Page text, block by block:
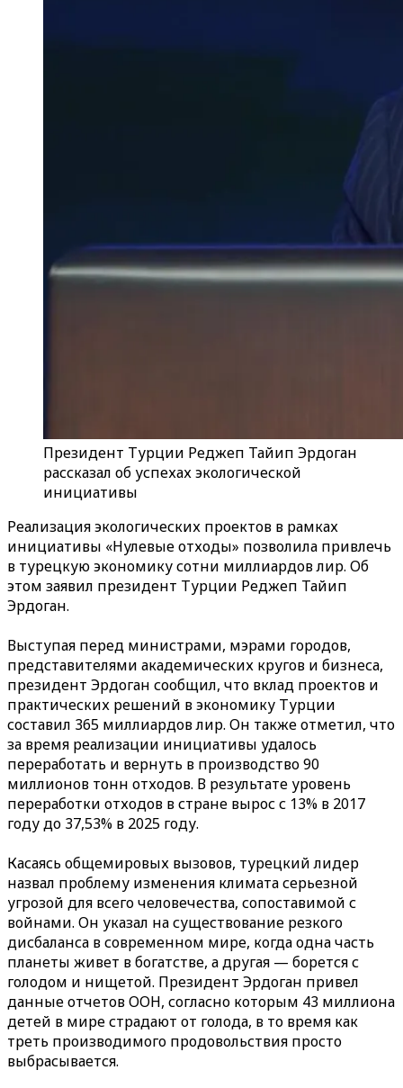
Президент Турции Реджеп Тайип Эрдоган
рассказал об успехах экологической
инициативы
Реализация экологических проектов в рамках
инициативы «Нулевые отходы» позволила привлечь
в турецкую экономику сотни миллиардов лир. Об
этом заявил президент Турции Реджеп Тайип
Эрдоган.
Выступая перед министрами, мэрами городов,
представителями академических кругов и бизнеса,
президент Эрдоган сообщил, что вклад проектов и
практических решений в экономику Турции
составил 365 миллиардов лир. Он также отметил, что
за время реализации инициативы удалось
переработать и вернуть в производство 90
миллионов тонн отходов. В результате уровень
переработки отходов в стране вырос с 13% в 2017
году до 37,53% в 2025 году.
Касаясь общемировых вызовов, турецкий лидер
назвал проблему изменения климата серьезной
угрозой для всего человечества, сопоставимой с
войнами. Он указал на существование резкого
дисбаланса в современном мире, когда одна часть
планеты живет в богатстве, а другая — борется с
голодом и нищетой. Президент Эрдоган привел
данные отчетов ООН, согласно которым 43 миллиона
детей в мире страдают от голода, в то время как
треть производимого продовольствия просто
выбрасывается.